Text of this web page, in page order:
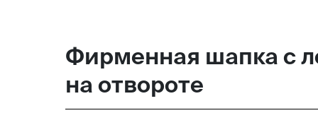
Большая Новодмитровская,
вход 10, 3 этаж, КП «Дизайн
Фирменная шапка с
на отвороте